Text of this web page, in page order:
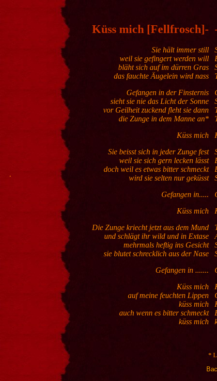
.
Küss mich [Fellfrosch]-
Sie hält immer still
weil sie gefingert werden will
bläht sich auf im dürren Gras
das fauchte Äugelein wird nass
Gefangen in der Finsternis
sieht sie nie das Licht der Sonne
vor Geilheit zuckend fleht sie dann
die Zunge in dem Manne an*
Küss mich
Sie beisst sich in jeder Zunge fest
weil sie sich gern lecken lässt
doch weil es etwas bitter schmeckt
wird sie selten nur geküsst
Gefangen in.....
Küss mich
Die Zunge kriecht jetzt aus dem Mund
und schlägt ihr wild und in Extase
mehrmals heftig ins Gesicht
sie blutet schrecklich aus der Nase
Gefangen in .......
Küss mich
auf meine feuchten Lippen
küss mich
auch wenn es bitter schmeckt
küss mich
*